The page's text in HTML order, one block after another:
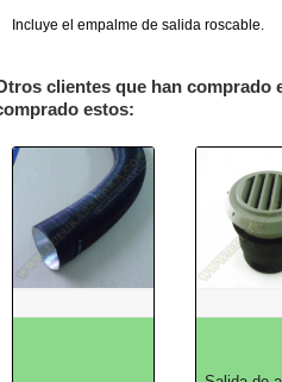
Incluye el empalme de salida roscable.
clientes que han comprado
estos: